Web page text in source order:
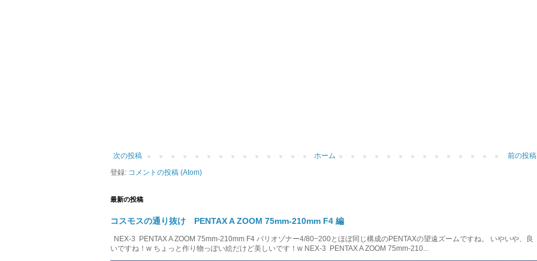
次の投稿 前の投稿
ホーム
登録: コメントの投稿 (Atom)
最新の投稿
コスモスの通り抜け PENTAX A ZOOM 75mm-210mm F4 編
NEX-3 PENTAX A ZOOM 75mm-210mm F4 バリオゾナー4/80−200とほぼ同じ構成のPENTAXの望遠ズームですね。 いやいや、良
いですね！w ちょっと作り物っぽい絵だけど美しいです！w NEX-3 PENTAX A ZOOM 75mm-210...